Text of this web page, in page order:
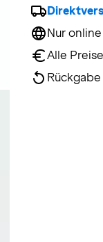
Nur
Alle